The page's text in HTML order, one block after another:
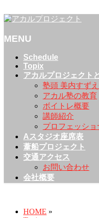
MENU
Schedule
Topix
アカルプロジェクト
塾頭 美内すず
アカル塾の教育
ボイトレ概要
講師紹介
プロフェッシ
Aスタジオ座席表
葦船プロジェクト
交通アクセス
お問い合わせ
会社概要
HOME »